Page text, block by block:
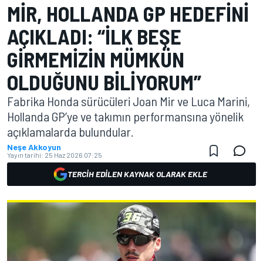
MIR, HOLLANDA GP HEDEFINI
AÇIKLADI: “İLK BEŞE
GIRMEMIZIN MÜMKÜN
OLDUĞUNU BILIYORUM”
Fabrika Honda sürücüleri Joan Mir ve Luca Marini,
Hollanda GP’ye ve takımın performansına yönelik
açıklamalarda bulundular.
Neşe Akkoyun
Yayın tarihi: 25 Haz 2026 07:25
TERCIH EDILEN KAYNAK OLARAK EKLE